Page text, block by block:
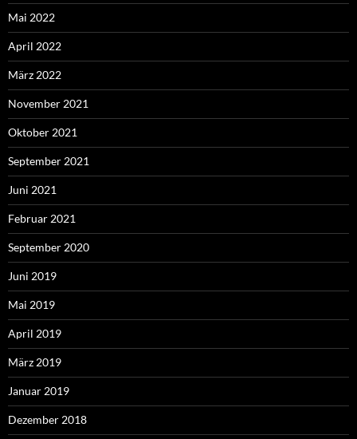
Mai 2022
April 2022
März 2022
November 2021
Oktober 2021
September 2021
Juni 2021
Februar 2021
September 2020
Juni 2019
Mai 2019
April 2019
März 2019
Januar 2019
Dezember 2018